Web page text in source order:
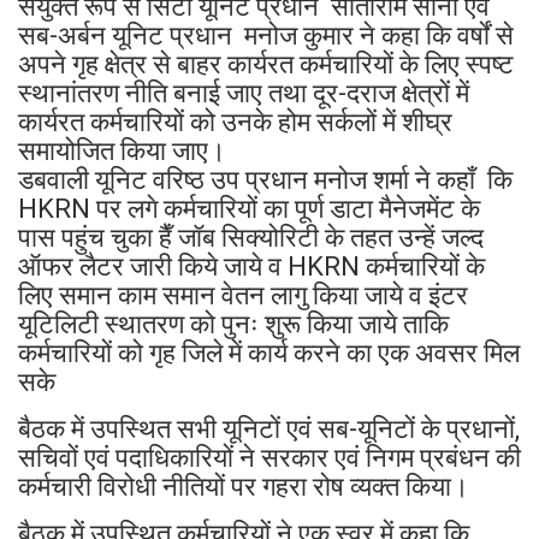
संयुक्त रूप से सिटी यूनिट प्रधान सीताराम सोनी एवं
सब-अर्बन यूनिट प्रधान मनोज कुमार ने कहा कि वर्षों से
अपने गृह क्षेत्र से बाहर कार्यरत कर्मचारियों के लिए स्पष्ट
स्थानांतरण नीति बनाई जाए तथा दूर-दराज क्षेत्रों में
कार्यरत कर्मचारियों को उनके होम सर्कलों में शीघ्र
समायोजित किया जाए।
डबवाली यूनिट वरिष्ठ उप प्रधान मनोज शर्मा ने कहाँ कि
HKRN पर लगे कर्मचारियों का पूर्ण डाटा मैनेजमेंट के
पास पहुंच चुका हैँ जॉब सिक्योरिटी के तहत उन्हें जल्द
ऑफर लैटर जारी किये जाये व HKRN कर्मचारियों के
लिए समान काम समान वेतन लागु किया जाये व इंटर
यूटिलिटी स्थातरण को पुनः शुरू किया जाये ताकि
कर्मचारियों को गृह जिले में कार्य करने का एक अवसर मिल
सके
बैठक में उपस्थित सभी यूनिटों एवं सब-यूनिटों के प्रधानों,
सचिवों एवं पदाधिकारियों ने सरकार एवं निगम प्रबंधन की
कर्मचारी विरोधी नीतियों पर गहरा रोष व्यक्त किया।